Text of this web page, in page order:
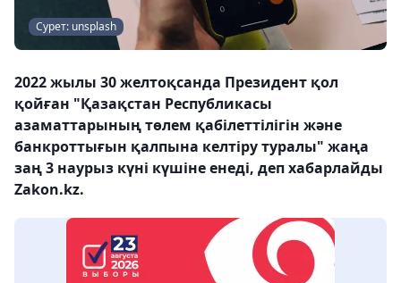
Сурет: unsplash
2022 жылы 30 желтоқсанда Президент қол
қойған "Қазақстан Республикасы
азаматтарының төлем қабілеттілігін және
банкроттығын қалпына келтіру туралы" жаңа
заң 3 наурыз күні күшіне енеді, деп хабарлайды
Zakon.kz.